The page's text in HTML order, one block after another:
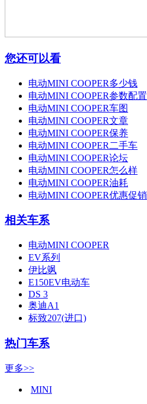
您还可以看
电动MINI COOPER多少钱
电动MINI COOPER参数配置
电动MINI COOPER车图
电动MINI COOPER文章
电动MINI COOPER保养
电动MINI COOPER二手车
电动MINI COOPER论坛
电动MINI COOPER怎么样
电动MINI COOPER油耗
电动MINI COOPER优惠促销
相关车系
电动MINI COOPER
EV系列
伊比飒
E150EV电动车
DS 3
奥迪A1
标致207(进口)
热门车系
更多>>
MINI